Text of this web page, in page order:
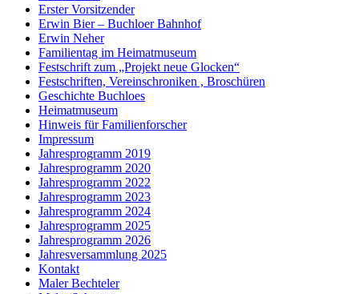
Erster Vorsitzender
Erwin Bier – Buchloer Bahnhof
Erwin Neher
Familientag im Heimatmuseum
Festschrift zum „Projekt neue Glocken“
Festschriften, Vereinschroniken , Broschüren
Geschichte Buchloes
Heimatmuseum
Hinweis für Familienforscher
Impressum
Jahresprogramm 2019
Jahresprogramm 2020
Jahresprogramm 2022
Jahresprogramm 2023
Jahresprogramm 2024
Jahresprogramm 2025
Jahresprogramm 2026
Jahresversammlung 2025
Kontakt
Maler Bechteler